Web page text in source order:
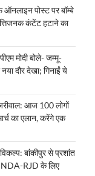
पोस्ट पर बॉम्बे
कंटेंट हटाने का
मोदी बोले- जम्मू-
दौर देखा; गिनाईं ये
आज 100 लोगों
का एलान, करेंगे एक
बांकीपुर से प्रशांत
NDA-RJD के लिए